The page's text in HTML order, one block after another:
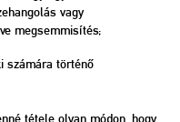
vagy
megsemmisítés;
számára történő
tétele olyan módon, hogy